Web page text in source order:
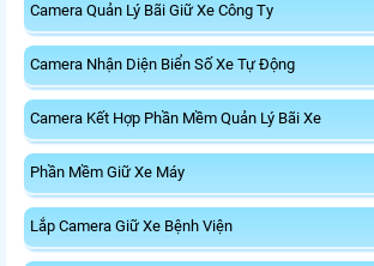
Camera Quản Lý Bãi Giữ Xe Công Ty
Camera Nhận Diện Biển Số Xe Tự Động
Camera Kết Hợp Phần Mềm Quản Lý Bãi Xe
Phần Mềm Giữ Xe Máy
Lắp Camera Giữ Xe Bệnh Viện